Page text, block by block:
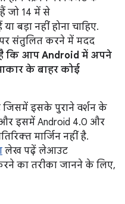
जो 14 में से
बड़ा नहीं होना चाहिए.
संतुलित करने में मदद
है कि आप Android में अपने
के बाहर कोई
इसके पुराने वर्शन के
और इसमें Android 4.0 और
मार्जिन नहीं है.
लेख पढ़ें लेआउट
का तरीका जानने के लिए,